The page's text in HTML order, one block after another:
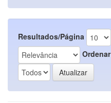
Resultados/Página
Ordenar